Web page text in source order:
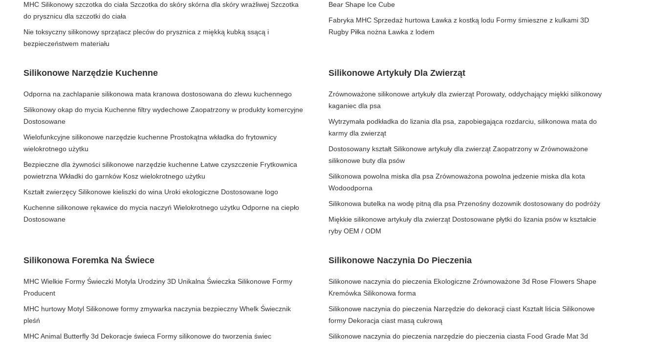
MHC Silikonowy szczotka do ciała Szczotka do skóry skórna dla skóry wrażliwej Szczotka
do prysznicu dla szczotki do ciała
Nie toksyczny silikonowy sprzątacz pleców do prysznica z miękką kubką ssącą i
bezpieczeństwem materiału
Bear Shape Ice Cube
Fabryka MHC Sprzedaż hurtowa Ławka z kostką lodu Formy śmieszne z kulkami 3D
Rugby Piłka nożna Ławka z lodem
Silikonowe Narzędzie Kuchenne
Odporna na zachlapanie silikonowa mata kranowa dostosowana do zlewu kuchennego
Silikonowy okap do mycia Kuchenne filtry wydechowe Zaopatrzony w produkty komercyjne
Dostosowane
Wielofunkcyjne silikonowe narzędzie kuchenne Prostokątna wkładka do frytownicy
wielokrotnego użytku
Bezpieczne dla żywności silikonowe narzędzie kuchenne Łatwe czyszczenie Frytkownica
powietrzna Wkładki do garnków Kosz wielokrotnego użytku
Kształt zwierzęcy Silikonowe kieliszki do wina Uroki ekologiczne Dostosowane logo
Kuchenne silikonowe rękawice do mycia naczyń Wielokrotnego użytku Odporne na ciepło
Dostosowane
Silikonowe Artykuły Dla Zwierząt
Zrównoważone silikonowe artykuły dla zwierząt Porowaty, oddychający miękki silikonowy
kaganiec dla psa
Wytrzymała podkładka do lizania dla psa, zapobiegająca rozdarciu, silikonowa mata do
karmy dla zwierząt
Dostosowany kształt Silikonowe artykuły dla zwierząt Zaopatrzony w Zrównoważone
silikonowe buty dla psów
Silikonowa powolna miska dla psa Zrównoważona powolna jedzenie miska dla kota
Wodoodporna
Silikonowa butelka na wodę pitną dla psa Przenośny dozownik dostosowany do podróży
Miękkie silikonowe artykuły dla zwierząt Dostosowane płytki do lizania psów w kształcie
ryby OEM / ODM
Silikonowa Foremka Na Świece
MHC Wielkie Formy Świeczki Motyla Urodziny 3D Unikalna Świeczka Silikonowe Formy
Producent
MHC hurtowy Motyl Silikonowe formy zmywarka naczynia bezpieczny Whelk Świecznik
pleśń
MHC Animal Butterfly 3d Dekoracje świeca Formy silikonowe do tworzenia świec
Silikonowe Naczynia Do Pieczenia
Silikonowe naczynia do pieczenia Ekologiczne Zrównoważone 3d Rose Flowers Shape
Kremówka Silikonowa forma
Silikonowe naczynia do pieczenia Narzędzie do dekoracji ciast Kształt liścia Silikonowe
formy Dekoracja ciast masą cukrową
Silikonowe naczynia do pieczenia narzędzie do pieczenia ciasta Food Grade Mat 3d